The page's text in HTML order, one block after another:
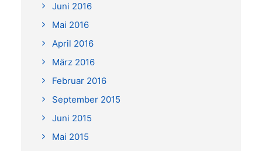
Juni 2016
Mai 2016
April 2016
März 2016
Februar 2016
September 2015
Juni 2015
Mai 2015